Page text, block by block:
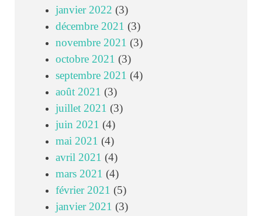
janvier 2022 (3)
décembre 2021 (3)
novembre 2021 (3)
octobre 2021 (3)
septembre 2021 (4)
août 2021 (3)
juillet 2021 (3)
juin 2021 (4)
mai 2021 (4)
avril 2021 (4)
mars 2021 (4)
février 2021 (5)
janvier 2021 (3)